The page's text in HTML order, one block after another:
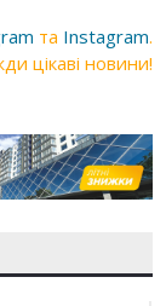
та Instagram.
цікаві новини!